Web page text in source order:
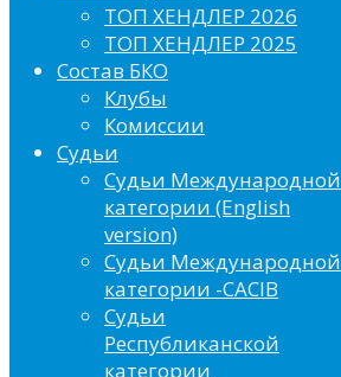
ТОП ХЕНДЛЕР 2026
ТОП ХЕНДЛЕР 2025
Состав БКО
Клубы
Комиссии
Судьи
Судьи Международной
категории (English
version)
Судьи Международной
категории -CACIB
Судьи
Республиканской
категории